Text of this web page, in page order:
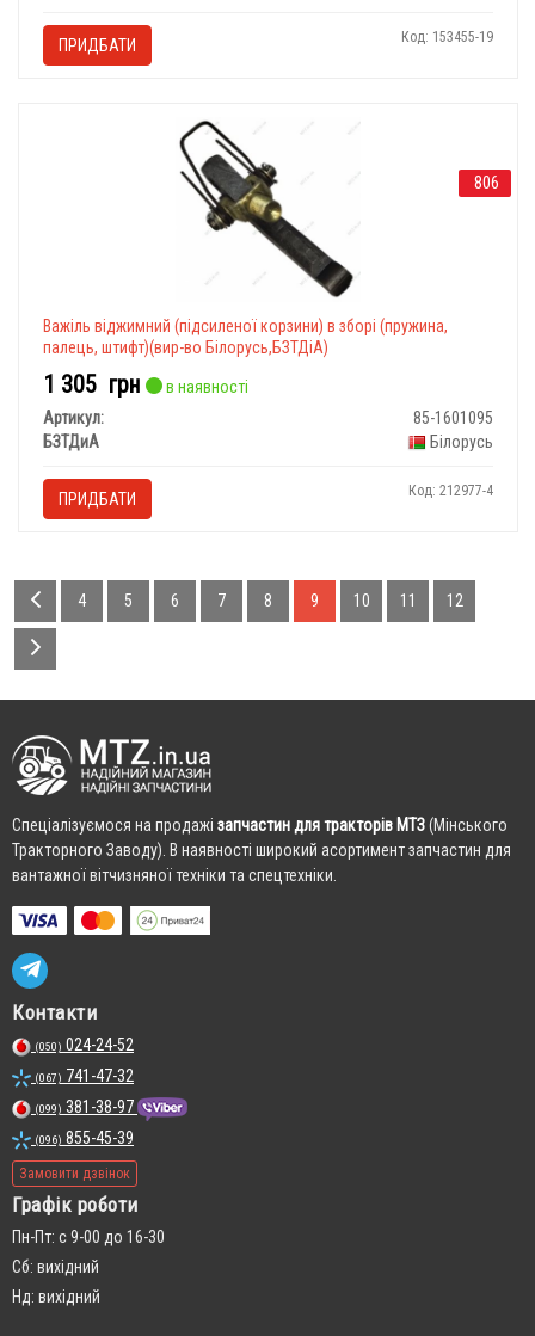
ПРИДБАТИ Код: 153455-19
Важіль віджимний (підсиленої корзини) в зборі (пружина,
палець, штифт)(вир-во Білорусь,БЗТДіА)
1 305 грн
в наявності
Артикул:
85-1601095
БЗТДиА
Білорусь
ПРИДБАТИ Код: 212977-4
806
4 5 6 7 8 9 10 11 12
Cпеціалізуємося на продажі запчастин для тракторів МТЗ(Мінського
Тракторного Заводу). В наявності широкий асортимент запчастин для
вантажної вітчизняної техніки та спецтехніки.
Контакти
(050) 024-24-52
(067) 741-47-32
(099) 381-38-97
(096) 855-45-39
Замовити дзвінок
Графік роботи
Пн-Пт: с 9-00 до 16-30
Сб: вихідний
Нд: вихідний